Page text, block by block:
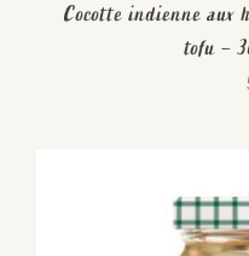
Cocotte indienne aux
tofu –